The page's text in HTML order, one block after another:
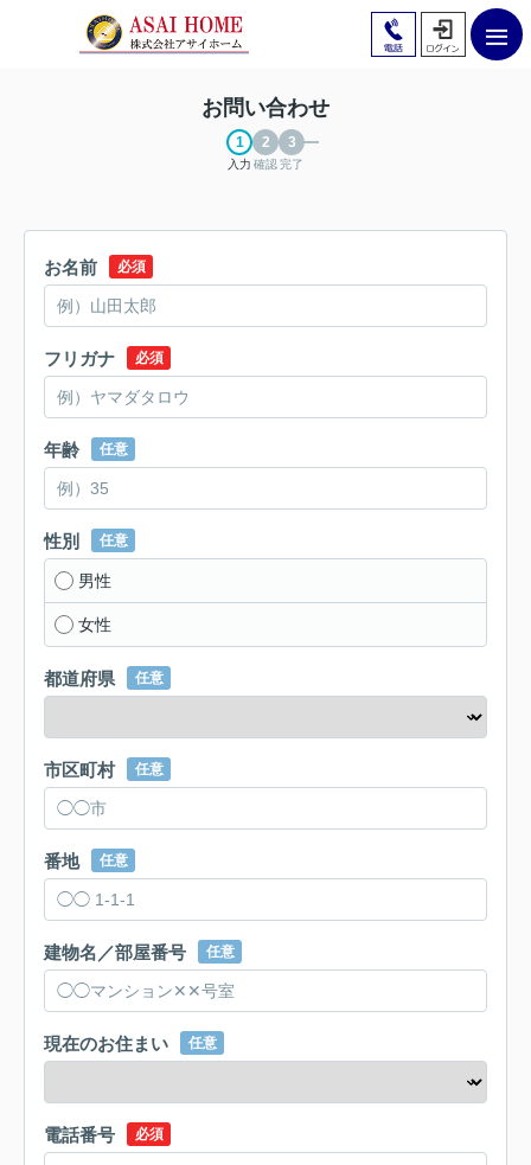
お問い合わせ
入力 確認完了
お名前 必須
フリガナ 必須
年齢 任意
性別 任意
男性
女性
都道府県 任意
市区町村 任意
番地 任意
建物名／部屋番号 任意
現在のお住まい 任意
電話番号 必須